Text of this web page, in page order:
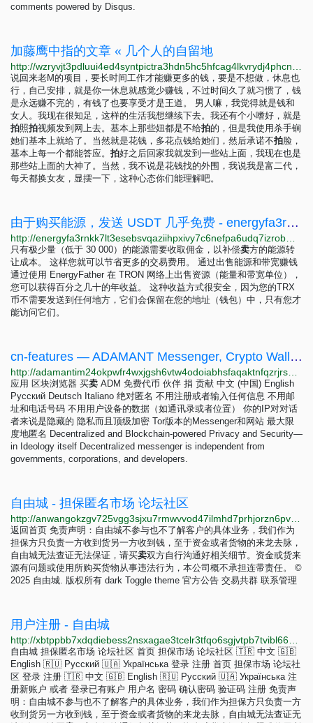
comments powered by Disqus.
加藤鹰中指的文章 « 几个人的自留地
说回来老M的项目，要长时间工作才能赚更多的钱，要是不想做，休息也
行，自己安排，就是你一休息就感觉少赚钱，不过时间久了就习惯了，钱
是永远赚不完的，有钱了也要享受才是王道。 男人嘛，我觉得就是钱和
女人。我现在很知足，这样的生活我想继续下去。我还有个小嗜好，就是
拍照拍视频发到网上去。基本上那些妞都是不给拍的，但是我使用杀手锏
她们基本上就给了。当然就是花钱，多花点钱给她们，然后承诺不拍脸，
基本上每一个都能答应。 拍好之后回家我就发到一些站上面，我现在也是
那些站上面的大神了。当然，我不说是花钱找的外围，我说我是富二代，
每天都换女友，显摆一下，这种心态你们能理解吧。
由于购买能源，发送 USDT 几乎免费 - energyfa3rnkk7lt3esebsvqaziihpxivy7c6nefpa6udq7izrobm2id.onion
只有极少量（低于 30 000）的能源需要收取佣金，以补偿卖方的能源转
让成本。 这样您就可以节省更多的交易费用。 通过出售能源和带宽赚钱
通过使用 EnergyFather 在 TRON 网络上出售资源（能量和带宽单位），
您可以获得百分之几十的年收益。 这种收益方式很安全，因为您的TRX
币不需要发送到任何地方，它们会保留在您的地址（钱包）中，只有您才
能访问它们。
cn-features — ADAMANT Messenger, Crypto Wallet & Exchange
应用 区块浏览器 买卖 ADM 免费代币 伙伴 捐 贡献 中文 (中国) English
Русский Deutsch Italiano 绝对匿名 不用注册或者输入任何信息 不用邮
址和电话号码 不用用户设备的数据（如通讯录或者位置） 你的IP对对话
者来说是隐藏的 隐私而且顶级加密 Tor版本的Messenger和网站 最大限
度地匿名 Decentralized and Blockchain-powered Privacy and Security—
in Ideology itself Decentralized messenger is independent from
governments, corporations, and developers.
自由城 - 担保匿名市场 论坛社区
返回首页 免责声明：自由城不参与也不了解客户的具体业务，我们作为
担保方只负责一方收到货另一方收到钱，至于资金或者货物的来龙去脉，
自由城无法查证无法保证，请买卖双方自行沟通好相关细节。资金或货来
源有问题或使用所购买货物从事违法行为，本公司概不承担连带责任。 ©
2025 自由城. 版权所有 dark Toggle theme 官方公告 交易共群 联系管理
用户注册 - 自由城
自由城 担保匿名市场 论坛社区 首页 担保市场 论坛社区 🇹🇷 中文 🇬🇧
English 🇷🇺 Русский 🇺🇦 Українська 登录 注册 首页 担保市场 论坛社
区 登录 注册 🇹🇷 中文 🇬🇧 English 🇷🇺 Русский 🇺🇦 Українська 注
册新账户 或者 登录已有账户 用户名 密码 确认密码 验证码 注册 免责声
明：自由城不参与也不了解客户的具体业务，我们作为担保方只负责一方
收到货另一方收到钱，至于资金或者货物的来龙去脉，自由城无法查证无